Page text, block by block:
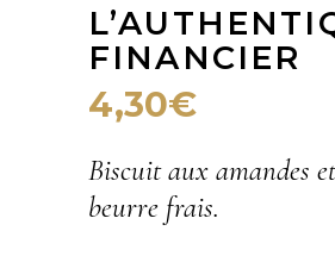
FINANCIER
4,30€
Biscuit aux amandes
beurre frais.